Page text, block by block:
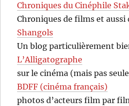
Chroniques du Cinéphile
Chroniques de films et aussi
Shangols
Un blog particulièrement
L’Alligatographe
sur le cinéma (mais pas
BDFF (cinéma français)
photos d’acteurs film par